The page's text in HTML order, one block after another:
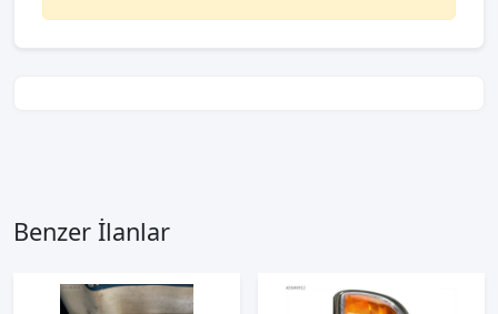
Benzer İlanlar